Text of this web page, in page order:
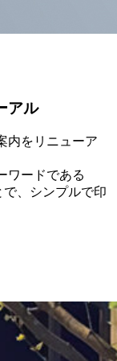
アル
内をリニューア
ワードである
で、シンプルで印